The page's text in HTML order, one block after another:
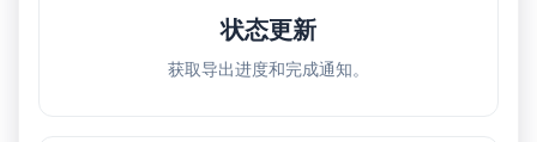
状态更新
获取导出进度和完成通知。